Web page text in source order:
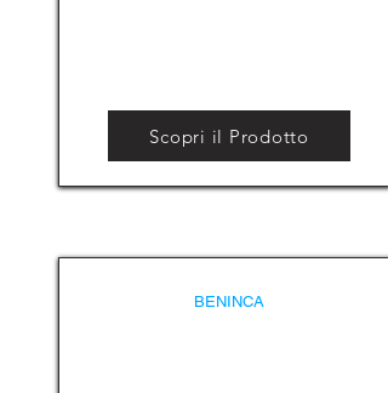
Scopri il Prodotto
BENINCA